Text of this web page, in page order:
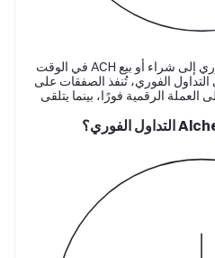
يشير Alchemy Pay (ACH) الفوري إلى شراء أو بيع ACH في الوقت
الفوري، تُنفذ الصفقات على
الرقمية فورًا، بينما يتلقى